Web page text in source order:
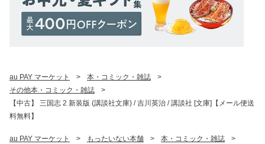
au PAY マーケット > 本・コミック・雑誌
>
その他本・コミック・雑誌
>
【中古】 三国志 2 新装版 (講談社文庫) / 吉川英治 / 講談社 [文庫]【メール便送
料無料】
au PAY マーケット > もったいない本舗 > 本・コミック・雑誌
>